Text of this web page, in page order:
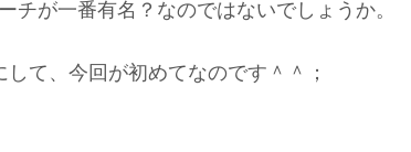
が一番有名？なのではないでしょうか。
て、今回が初めてなのです＾＾；